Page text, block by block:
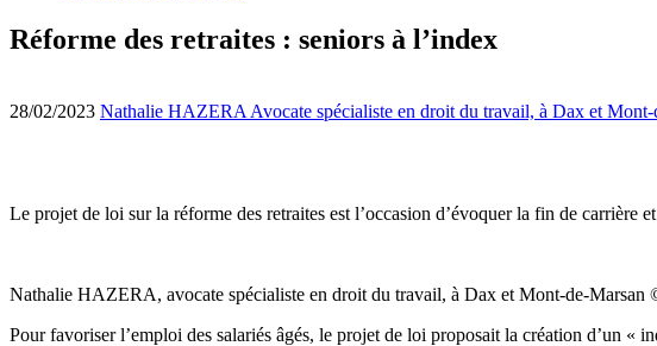
Réforme des retraites : seniors à l’index
28/02/2023 Nathalie HAZERA Avocate spécialiste en droit du travail, à Dax et Mont-
Le projet de loi sur la réforme des retraites est l’occasion d’évoquer la fin de
Nathalie HAZERA, avocate spécialiste en droit du travail, à Dax et Mont-de-Marsan
Pour favoriser l’emploi des salariés âgés, le projet de loi proposait la création d’un «